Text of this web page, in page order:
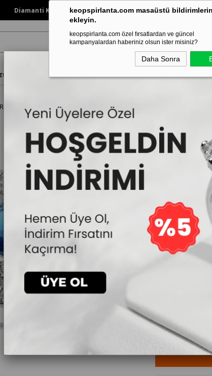
keopspirlanta.com masaüstü
ekleyin.
keopspirlanta.com özel fırsatlardan ve güncel
kampanyalardan haberiniz olsun ister misiniz?
Daha Sonra
Diamanti Koleksiyonunda %40’a Varan İndirim!Sınırlı süreli bu
Renkli Doğal Taşlı Yüzükler Safir Taşlı Pırlanta Kleopatra Yüzük
Safir
İncelemekte
18.720₺ `den
Yüzük Ölçüsü